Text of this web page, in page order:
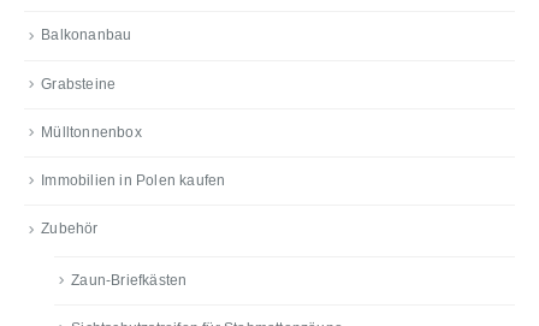
Balkonanbau
Grabsteine
Mülltonnenbox
Immobilien in Polen kaufen
Zubehör
Zaun-Briefkästen